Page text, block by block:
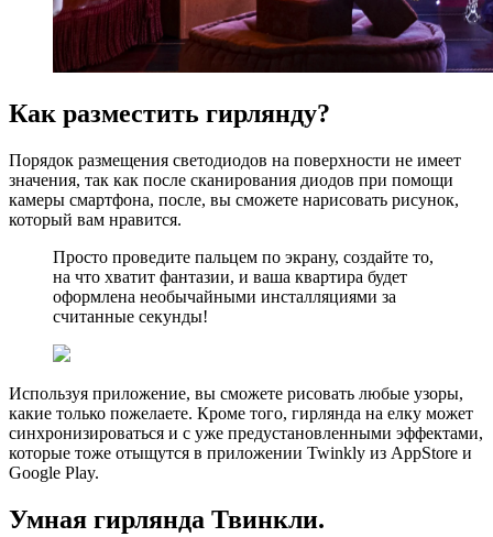
Как разместить гирлянду?
Порядок размещения светодиодов на поверхности не имеет
значения, так как после сканирования диодов при помощи
камеры смартфона, после, вы сможете нарисовать рисунок,
который вам нравится.
Просто проведите пальцем по экрану, создайте то,
на что хватит фантазии, и ваша квартира будет
оформлена необычайными инсталляциями за
считанные секунды!
Используя приложение, вы сможете рисовать любые узоры,
какие только пожелаете. Кроме того, гирлянда на елку может
синхронизироваться и с уже предустановленными эффектами,
которые тоже отыщутся в приложении Twinkly из AppStore и
Google Play.
Умная гирлянда Твинкли.